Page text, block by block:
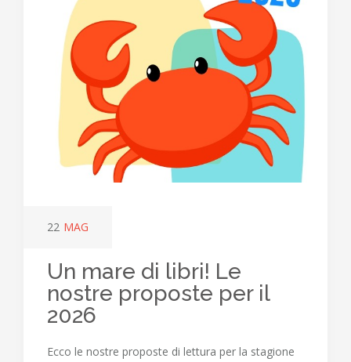
22 MAG
Un mare di libri! Le
nostre proposte per il
2026
Ecco le nostre proposte di lettura per la stagione